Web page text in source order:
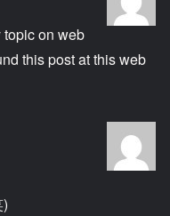
topic on web
this post at this web